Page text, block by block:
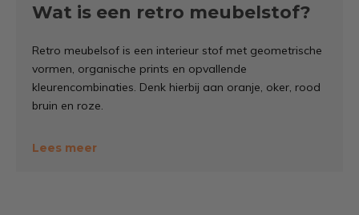
Wat is een retro meubelstof?
Retro meubelsof is een interieur stof met geometrische
vormen, organische prints en opvallende
kleurencombinaties. Denk hierbij aan oranje, oker, rood
bruin en roze.
De stof kan bestaan uit verschillende materialen zoals
Lees meer